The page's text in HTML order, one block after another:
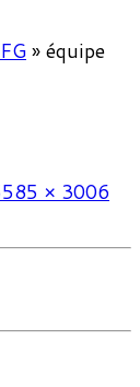
»équipe
× 3006